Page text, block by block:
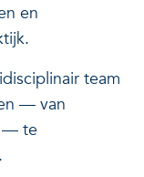
en
team
— van
— te